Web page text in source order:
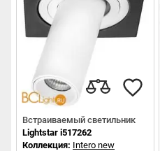
Встраиваемый светильник
Lightstar i517262
Коллекция: Intero new